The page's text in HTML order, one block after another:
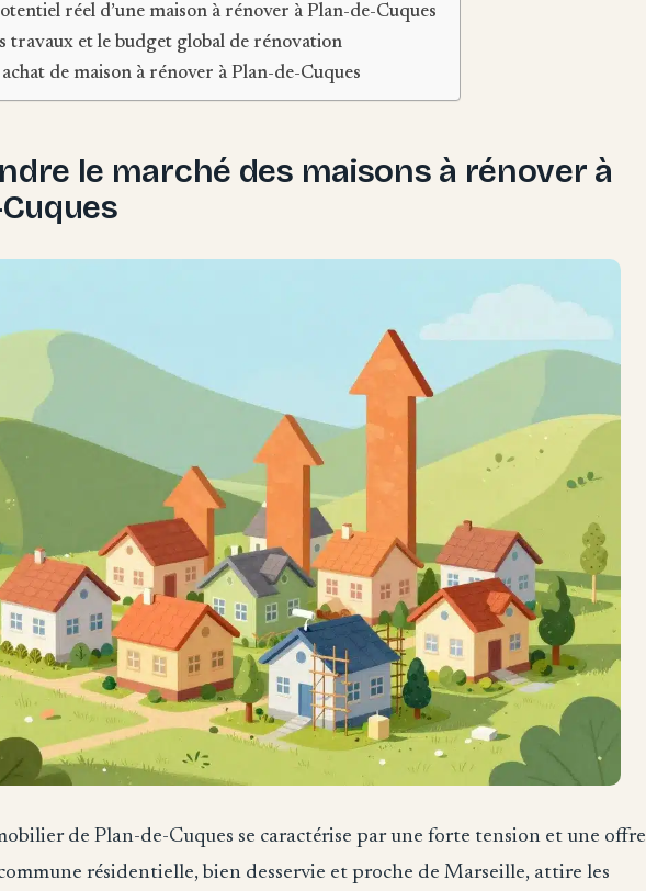
réel d’une maison à rénover à Plan-de-Cuques
travaux et le budget global de rénovation
de maison à rénover à Plan-de-Cuques
le marché des maisons à rénover à
de Plan-de-Cuques se caractérise par une forte tension et une offre
résidentielle, bien desservie et proche de Marseille, attire les